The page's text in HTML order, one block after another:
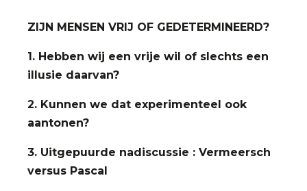
ZIJN MENSEN VRIJ OF GEDETERMINEERD?
1. Hebben wij een vrije wil of slechts een
illusie daarvan?
2. Kunnen we dat experimenteel ook
aantonen?
3. Uitgepuurde nadiscussie : Vermeersch
versus Pascal